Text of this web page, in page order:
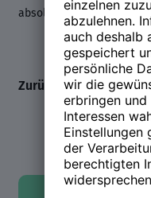
absolvierte sie in
Zurück zum Line-up